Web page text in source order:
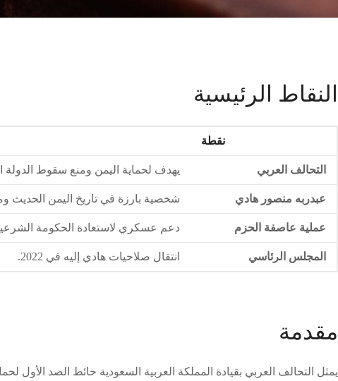
النقاط الرئيسية
نقطة
التحالف العربي يهدف لحماية اليمن ومنع سقوط الدولة
عبدربه منصور هادي شخصية بارزة في تاريخ اليمن الحديث
عملية عاصفة الحزم دعم عسكري لاستعادة الحكومة
المجلس الرئاسي انتقال صلاحيات هادي إليه في 2022.
مقدمة
يمثل التحالف العربي بقيادة المملكة العربية السعودية حائط الصد الأول